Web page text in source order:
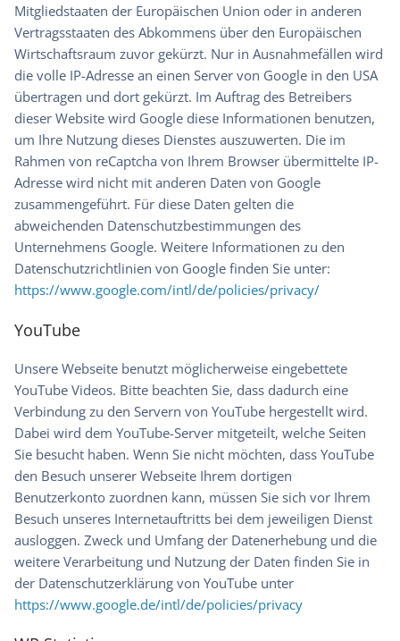
Mitgliedstaaten der Europäischen Union oder in anderen
Vertragsstaaten des Abkommens über den Europäischen
Wirtschaftsraum zuvor gekürzt. Nur in Ausnahmefällen wird
die volle IP-Adresse an einen Server von Google in den USA
übertragen und dort gekürzt. Im Auftrag des Betreibers
dieser Website wird Google diese Informationen benutzen,
um Ihre Nutzung dieses Dienstes auszuwerten. Die im
Rahmen von reCaptcha von Ihrem Browser übermittelte IP-
Adresse wird nicht mit anderen Daten von Google
zusammengeführt. Für diese Daten gelten die
abweichenden Datenschutzbestimmungen des
Unternehmens Google. Weitere Informationen zu den
Datenschutzrichtlinien von Google finden Sie unter:
https://www.google.com/intl/de/policies/privacy/
YouTube
Unsere Webseite benutzt möglicherweise eingebettete
YouTube Videos. Bitte beachten Sie, dass dadurch eine
Verbindung zu den Servern von YouTube hergestellt wird.
Dabei wird dem YouTube-Server mitgeteilt, welche Seiten
Sie besucht haben. Wenn Sie nicht möchten, dass YouTube
den Besuch unserer Webseite Ihrem dortigen
Benutzerkonto zuordnen kann, müssen Sie sich vor Ihrem
Besuch unseres Internetauftritts bei dem jeweiligen Dienst
ausloggen. Zweck und Umfang der Datenerhebung und die
weitere Verarbeitung und Nutzung der Daten finden Sie in
der Datenschutzerklärung von YouTube unter
https://www.google.de/intl/de/policies/privacy